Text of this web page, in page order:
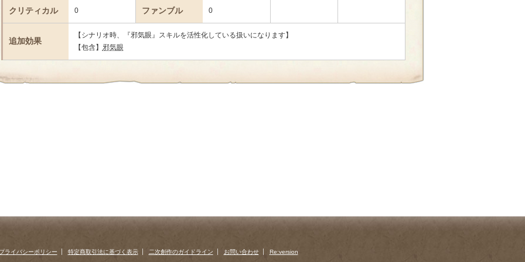
クリティカル 0 ファンブル 0
追加効果
【シナリオ時、『邪気眼』スキルを活性化している扱いになります】
【包含】 邪気眼
ライバシーポリシー 特定商取引法に基づく表示 二次創作のガイドライン お問い合わせ Re:version